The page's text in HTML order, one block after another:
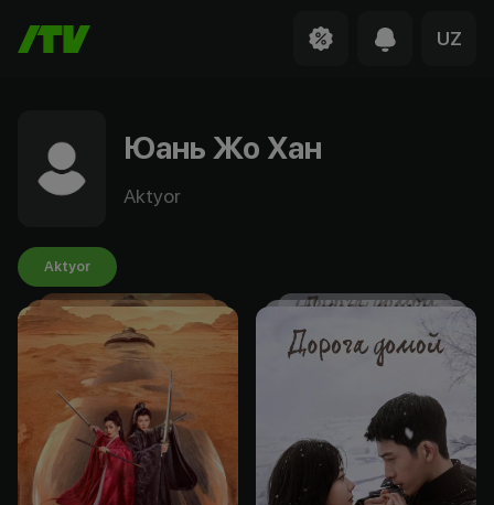
UZ
Юань Жо Хан
Aktyor
Aktyor